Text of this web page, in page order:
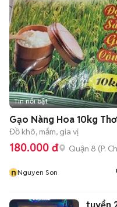
Tin nổi bật
Gạo Nàng Hoa 10kg
Đồ khô, mắm, gia vị
180.000 đ Quận 8 (P.
nNguyen Son